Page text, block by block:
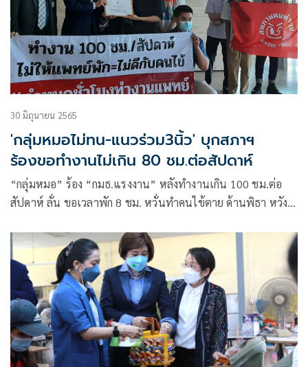
30 มิถุนายน 2565
'กลุ่มหมอไม่ทน-แนวร่วม3นิ้ว' บุกสภาฯ
ร้องขอทำงานไม่เกิน 80 ชม.ต่อสัปดาห์
“กลุ่มหมอ” ร้อง “กมธ.แรงงาน” หลังทำงานเกิน 100 ชม.ต่อ
สัปดาห์ ลั่น ขอเวลาพัก 8 ชม. หวั่นทำคนไข้ตาย ด้านพิธา หวัง